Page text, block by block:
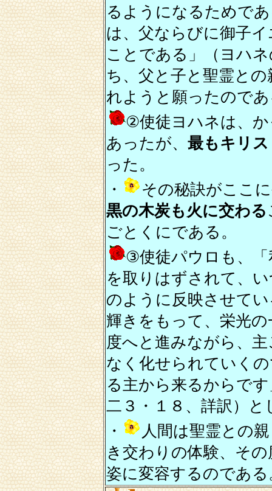
るようになるためで
は、父ならびに御子
ことである」（ヨハ
ち、父と子と聖霊と
れようと願ったので
②使徒ヨハネは、
あったが、 最もキリ
った。
・
その秘訣がここ
黒の木炭も火に交わる
ごとくにである。
③使徒パウロも、
を取りはずされて、
のように反映させて
輝きをもって、栄光
度へと進みながら、
なく化せられていく
る主から来るからで
二３・１８、詳訳）
・
人間は聖霊との
き交わりの体験、そ
姿に変容するのである